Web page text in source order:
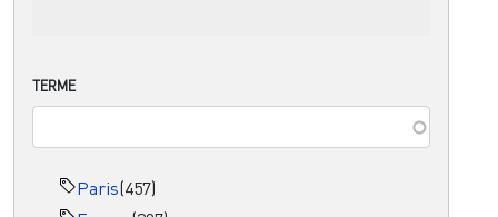
TERME
Paris(457)